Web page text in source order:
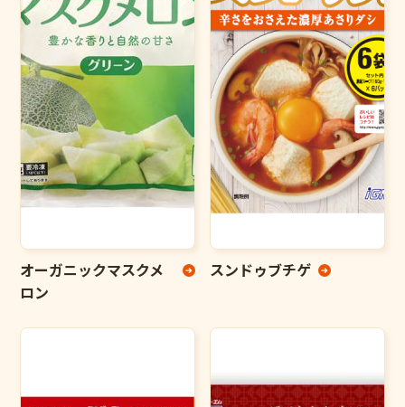
オーガニックマスクメ
ロン
スンドゥブチゲ